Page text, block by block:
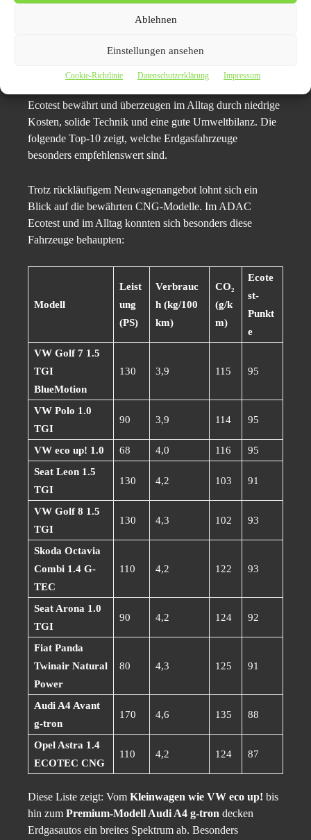
Ablehnen
Einstellungen ansehen
Cookie-Richtlinie Datenschutzerklärung Impressum
Beliebte Erdgasmodelle
Auch wenn Neuwagen mit CNG-Antrieb kaum noch
produziert werden, bleibt der Gebrauchtwagenmarkt
Ecotest bewährt und überzeugen im Alltag durch niedrige
Kosten, solide Technik und eine gute Umweltbilanz. Die
folgende Top-10 zeigt, welche Erdgasfahrzeuge
besonders empfehlenswert sind.
Trotz rückläufigem Neuwagenangebot lohnt sich ein
Blick auf die bewährten CNG-Modelle. Im ADAC
Ecotest und im Alltag konnten sich besonders diese
Fahrzeuge behaupten:
Modell
Leist
ung
(PS)
Verbrauc
h (kg/100
km)
CO₂
(g/k
m)
Ecote
st-
Punkt
e
VW Golf 7 1.5
TGI
BlueMotion
130 3,9 115 95
VW Polo 1.0
TGI
90 3,9 114 95
VW eco up! 1.0 68 4,0 116
95
Seat Leon 1.5
TGI
130 4,2 103 91
VW Golf 8 1.5
TGI
130 4,3 102 93
Skoda Octavia
Combi 1.4 G-
TEC
110 4,2 122 93
Seat Arona 1.0
TGI
90 4,2 124 92
Fiat Panda
Twinair Natural
Power
80 4,3 125 91
Audi A4 Avant
g-tron
170 4,6 135 88
Opel Astra 1.4
ECOTEC CNG
110 4,2 124 87
Diese Liste zeigt: Vom Kleinwagen wie VW eco up! bis
hin zum Premium-Modell Audi A4 g-tron decken
Erdgasautos ein breites Spektrum ab. Besonders